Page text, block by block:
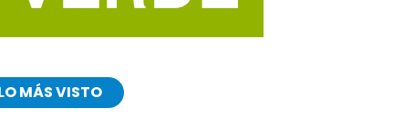
MÁS VISTO